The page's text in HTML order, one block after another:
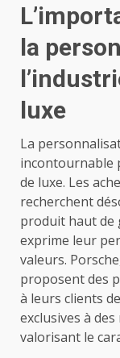
la
luxe
La
incontournable
de luxe. Les
recherchent
produit haut de
exprime leur
valeurs.
proposent des
à leurs clients
exclusives à
valorisant le